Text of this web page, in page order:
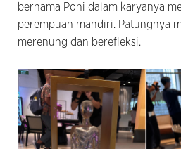
bernama Poni dalam karyanya
perempuan mandiri. Patungnya
merenung dan berefleksi.